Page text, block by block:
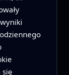
się